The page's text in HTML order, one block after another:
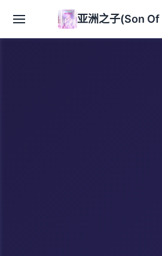
亚洲之子(Son